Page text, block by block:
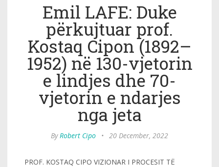
Emil LAFE: Duke
përkujtuar prof.
Kostaq Cipon (1892–
1952) në 130-vjetorin
e lindjes dhe 70-
vjetorin e ndarjes
nga jeta
ByRobert Cipo • 20 December, 2022
PROF. KOSTAQ CIPO VIZIONAR I PROCESIT TË